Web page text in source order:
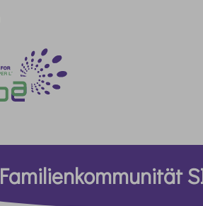
Familienkommunität